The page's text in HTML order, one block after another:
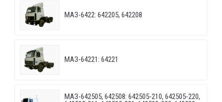
МАЗ-6422: 642205, 642208
МАЗ-64221: 64221
МАЗ-642505, 642508: 642505-210, 642505-220,